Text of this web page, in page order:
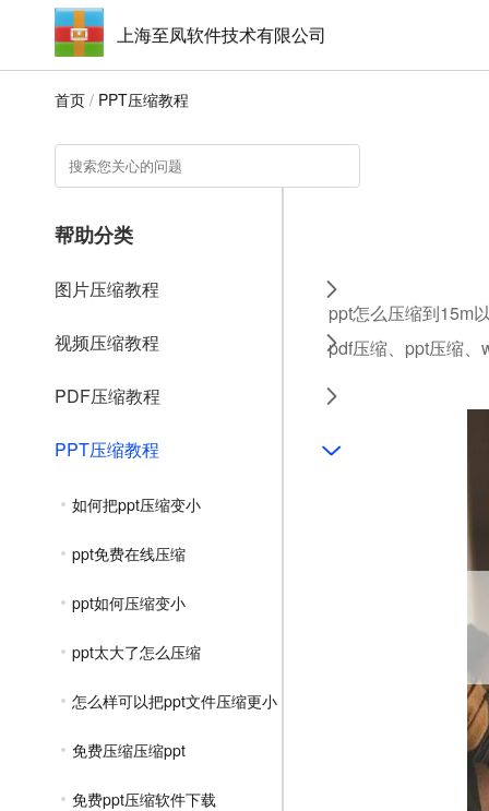
上海至凤软件技术有限公司
首页 / PPT压缩教程
帮助分类
图片压缩教程
视频压缩教程
PDF压缩教程
PPT压缩教程
如何把ppt压缩变小
ppt免费在线压缩
ppt如何压缩变小
ppt太大了怎么压缩
怎么样可以把ppt文件压缩更小
免费压缩压缩ppt
免费ppt压缩软件下载
ppt怎么压缩到15m
pdf压缩、ppt压缩